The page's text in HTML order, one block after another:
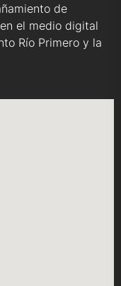
de
el medio digital
Río Primero y la